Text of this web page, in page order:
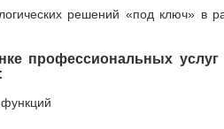
решений «под ключ» в
профессиональных услуг
функций